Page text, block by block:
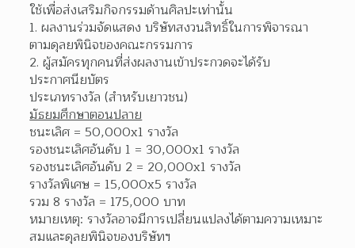
ใช้เพื่อส่งเสริมกิจกรรมด้านศิลปะเท่านั้น
ผลงานร่วมจัดแสดง บริษัทสงวนสิทธิ์ในการพิจารณา
ตามดุลยพินิจของคณะกรรมการ
ผู้สมัครทุกคนที่ส่งผลงานเข้าประกวดจะได้รับ
ประกาศนียบัตร
ประเภทรางวัล (สำหรับเยาวชน)
มัธยมศึกษาตอนปลาย
ชนะเลิศ = 50,000x1 รางวัล
รองชนะเลิศอันดับ 1 = 30,000x1 รางวัล
รองชนะเลิศอันดับ 2 = 20,000x1 รางวัล
รางวัลพิเศษ = 15,000x5 รางวัล
รวม 8 รางวัล = 175,000 บาท
หมายเหตุ: รางวัลอาจมีการเปลี่ยนแปลงได้ตามความเหมาะ
สมและดุลยพินิจของบริษัทฯ